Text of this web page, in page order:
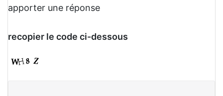
apporter une réponse
recopier le code ci-dessous